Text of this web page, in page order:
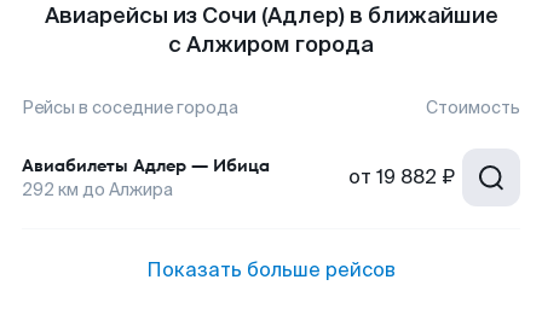
Авиарейсы из Сочи (Адлер) в ближайшие
с Алжиром города
Рейсы в соседние города Стоимость
Авиабилеты Адлер — Ибица
292 км до Алжира от 19 882 ₽
Показать больше рейсов